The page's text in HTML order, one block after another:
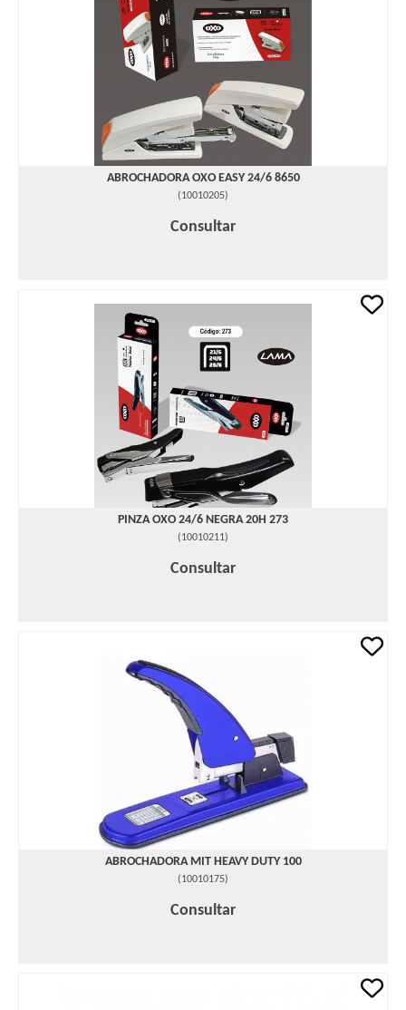
ABROCHADORA OXO EASY 24/6 8650
(10010205)
Consultar
PINZA OXO 24/6 NEGRA 20H 273
(10010211)
Consultar
ABROCHADORA MIT HEAVY DUTY 100
(10010175)
Consultar